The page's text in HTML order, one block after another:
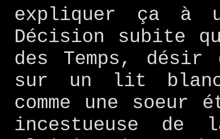
expliquer ça à
Décision subite
des Temps, désir
sur un lit blanc
comme une
incestueuse